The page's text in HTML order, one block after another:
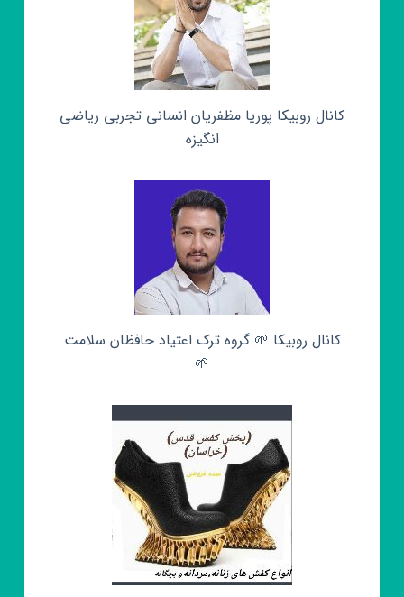
کانال روبیکا پوریا مظفریان انسانی تجربی ریاضی
انگیزه
کانال روبیکا 🌱 گروه ترک اعتیاد حافظان سلامت
🌱